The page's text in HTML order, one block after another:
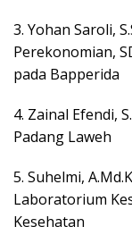
3. Yohan Saroli,
Perekonomian,
pada Bapperida
4. Zainal Efendi,
Padang Laweh
5. Suhelmi,
Laboratorium
Kesehatan